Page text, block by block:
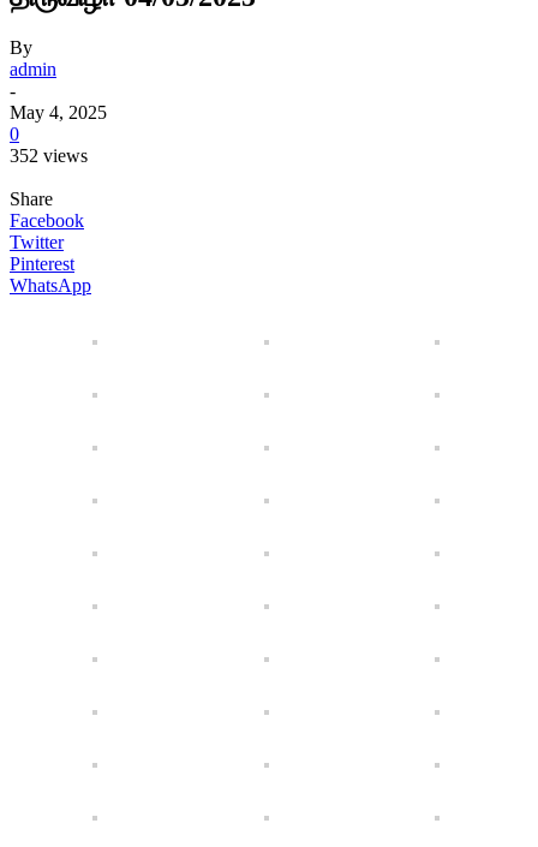
By
admin
-
May 4, 2025
0
352 views
Share
Facebook
Twitter
Pinterest
WhatsApp